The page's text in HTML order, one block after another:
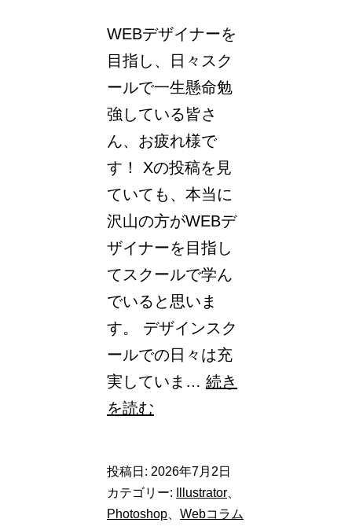
ル
5
選
WEBデザイナーを
目指し、日々スク
ールで一生懸命勉
強している皆さ
ん、お疲れ様で
す！ Xの投稿を見
ていても、本当に
沢山の方がWEBデ
ザイナーを目指し
てスクールで学ん
でいると思いま
す。 デザインスク
ールでの日々は充
実していま… 続き
を読む
ン
ス
投稿日: 2026年7月2日
カテゴリー:
Illustrator
Photoshop
Webコラム